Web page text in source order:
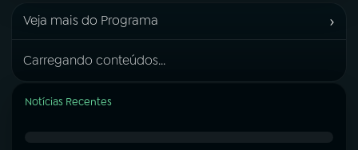
Veja mais do Programa ›
Carregando conteúdos...
Notícias Recentes